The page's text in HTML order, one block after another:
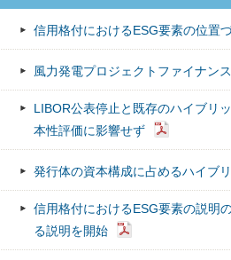
信用格付におけるESG要素の位置
風力発電プロジェクトファイナン
LIBOR公表停止と既存のハイブリ
本性評価に影響せず
発行体の資本構成に占めるハイブ
信用格付におけるESG要素の説明
る説明を開始